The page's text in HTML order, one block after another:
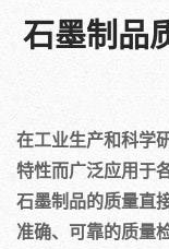
石墨制品
在工业生产和科学
特性而广泛应用于
石墨制品的质量直
准确、可靠的质量